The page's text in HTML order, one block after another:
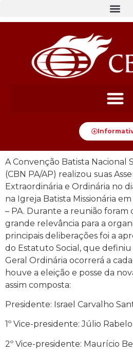
A Convenção Batista Nacional
(CBN PA/AP) realizou suas
Extraordinária e Ordinária no
na Igreja Batista Missionária
– PA. Durante a reunião foram
grande relevância para a
principais deliberações foi a
do Estatuto Social, que definiu
Geral Ordinária ocorrerá a
houve a eleição e posse da
assim composta:
Presidente: Israel Carvalho
1º Vice-presidente: Júlio
2º Vice-presidente: Maurício